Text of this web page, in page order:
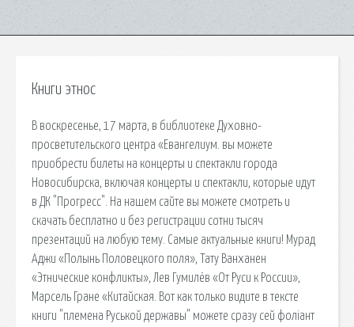
Книги этнос
В воскресенье, 17 марта, в библиотеке Духовно-
просветительского центра «Евангелиум. вы можете
приобрести билеты на концерты и спектакли города
Новосибирска, включая концерты и спектакли, которые идут
в ДК "Прогресс". На нашем сайте вы можете смотреть и
скачать бесплатно и без регистрации сотни тысяч
презентаций на любую тему. Самые актуальные книги! Мурад
Аджи «Полынь Половецкого поля», Тату Ванханен
«Этнические конфликты», Лев Гумилёв «От Руси к России»,
Марсель Гране «Китайская. Вот как только видите в тексте
книги "племена Руськой державы" можете сразу сей фоліант